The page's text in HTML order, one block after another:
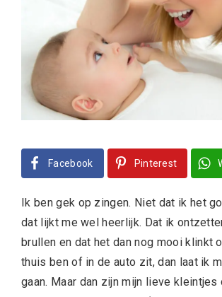
Facebook Pinterest
Ik ben gek op zingen. Niet dat ik het
dat lijkt me wel heerlijk. Dat ik
brullen en dat het dan nog mooi klinkt
thuis ben of in de auto zit, dan laat ik
gaan. Maar dan zijn mijn lieve kleintjes